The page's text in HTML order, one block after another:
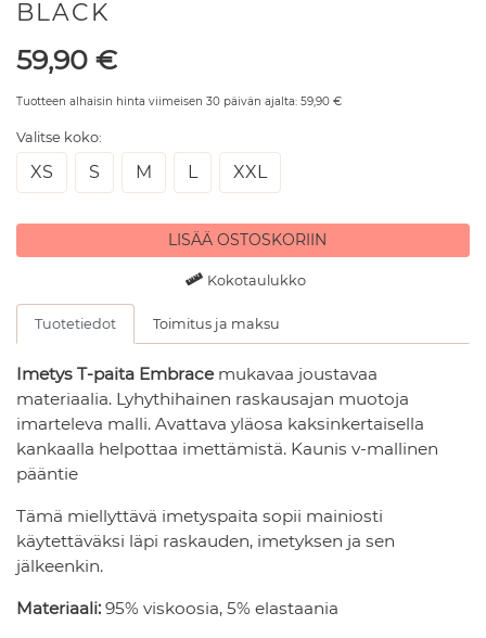
BLACK
Hinta
59,90 €
Tuotteen alhaisin hinta viimeisen 30 päivän ajalta: 59,90 €
Valitse koko:
XS S M L XXL
LISÄÄ OSTOSKORIIN
Kokotaulukko
Tuotetiedot Toimitus ja maksu
Imetys T-paita Embracemukavaa joustavaa
materiaalia. Lyhythihainen raskausajan muotoja
imarteleva malli. Avattava yläosa kaksinkertaisella
kankaalla helpottaa imettämistä. Kaunis v-mallinen
pääntie
Tämä miellyttävä imetyspaita sopii mainiosti
käytettäväksi läpi raskauden, imetyksen ja sen
jälkeenkin.
Materiaali: 95% viskoosia, 5% elastaania